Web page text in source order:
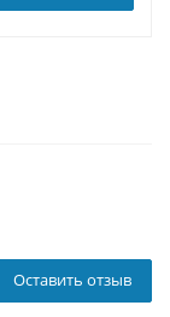
Оставить отзыв